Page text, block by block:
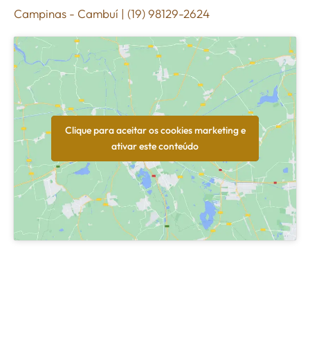
Campinas - Cambuí | (19) 98129-2624
Clique para aceitar os cookies marketing e
ativar este conteúdo